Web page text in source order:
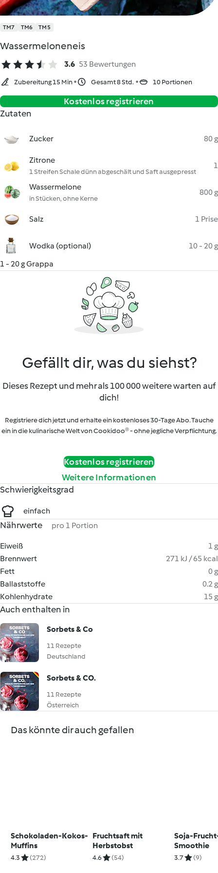
TM7 TM6 TM5
Wassermeloneneis
3.6 53 Bewertungen
Zubereitung 15 Min Gesamt 8 Std. 10 Portionen
Kostenlos registrieren
Zutaten
Zucker 80 g
Zitrone
1 Streifen Schale dünn abgeschält und Saft ausgepresst
1
Wassermelone
in Stücken, ohne Kerne
800 g
Salz 1 Prise
Wodka (optional)
10 - 20 g
1 - 20 g Grappa
Gefällt dir, was du siehst?
Dieses Rezept und mehr als 100 000 weitere warten auf
dich!
Registriere dich jetzt und erhalte ein kostenloses 30-Tage Abo. Tauche
ein in die kulinarische Welt von Cookidoo® - ohne jegliche Verpflichtung.
Kostenlos registrieren
Weitere Informationen
Schwierigkeitsgrad
einfach
Nährwerte pro 1 Portion
Eiweiß
1 g
Brennwert
271 kJ / 65 kcal
Fett
0 g
Ballaststoffe
0.2 g
Kohlenhydrate
15 g
Auch enthalten in
Sorbets & Co
11 Rezepte
Deutschland
Sorbets & CO.
11 Rezepte
Österreich
Das könnte dir auch gefallen
Schokoladen-Kokos-
Muffins
4.3 (272)
Fruchtsaft mit
Herbstobst
4.6 (54)
Soja-
Smoothie
3.7 (9)